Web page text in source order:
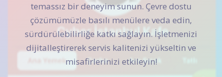
temassız bir deneyim sunun. Çevre dostu
çözümümüzle basılı menülere veda edin,
sürdürülebilirliğe katkı sağlayın. İşletmenizi
dijitalleştirerek servis kalitenizi yükseltin ve
misafirlerinizi etkileyin!